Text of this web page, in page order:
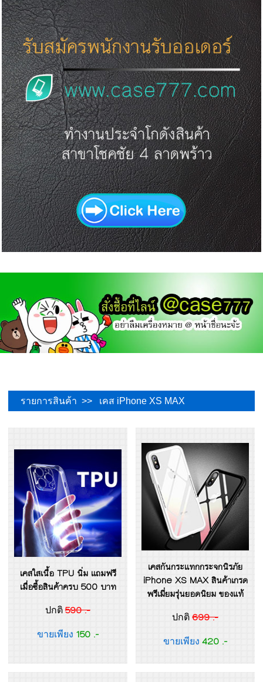
รายการสินค้า >> เคส iPhone XS MAX
เคสใสเนื้อ TPU นิ่ม แถมฟรี
เมื่อซื้อสินค้าครบ 500 บาท
ปกติ 590 .-
ขายเพียง 150 .-
เคสกันกระแทกกระจกนิรภัย
iPhone XS MAX สินค้าเกรด
พรีเมี่ยมรุ่นยอดนิยม ของแท้
ปกติ 699 .-
ขายเพียง 420 .-